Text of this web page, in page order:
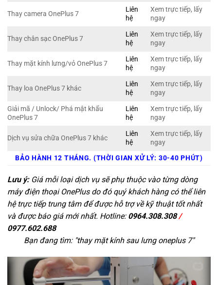
Thay camera OnePlus 7
Liên
hệ
Xem trực tiếp, lấy
ngay
Thay chân sạc OnePlus 7
Liên
hệ
Xem trực tiếp, lấy
ngay
Thay mặt kính lưng/vỏ OnePlus 7
Liên
hệ
Xem trực tiếp, lấy
ngay
Thay loa OnePlus 7 khác
Liên
hệ
Xem trực tiếp, lấy
ngay
Giải mã / Unlock/ Phá mật khẩu
OnePlus 7
Liên
hệ
Xem trực tiếp, lấy
ngay
Dịch vụ sửa chữa OnePlus 7 khác
Liên
hệ
Xem trực tiếp, lấy
ngay
BẢO HÀNH 12 THÁNG. (THỜI GIAN XỬ LÝ: 30-40 PHÚT)
Lưu ý:Giá mỗi loại dịch vụ sẽ phụ thuộc vào từng dòng
máy điện thoại OnePlus do đó quý khách hàng có thể liên
hệ trực tiếp trung tâm để được hỗ trợ về kỹ thuật tốt nhất
và được báo giá mới nhất. Hotline: 0964.308.308/
0977.602.688
Bạn đang tìm: "thay mặt kính sau lưng oneplus 7"